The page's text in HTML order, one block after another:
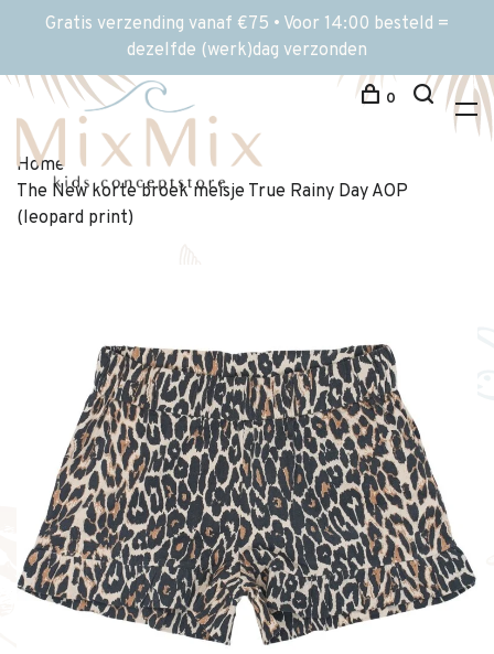
Gratis verzending vanaf €75 • Voor 14:00 besteld =
dezelfde (werk)dag verzonden
0
Home
The New korte broek meisje True Rainy Day AOP
(leopard print)